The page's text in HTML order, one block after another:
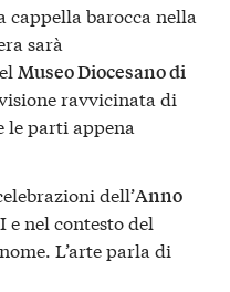
cappella barocca nella
sarà
Museo Diocesano di
ravvicinata di
le parti appena
dell’Anno
e nel contesto del
L’arte parla di